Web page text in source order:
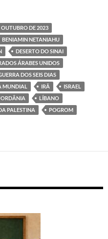
OUTUBRO DE 2023
BENIAMIN NETANIAHU
DESERTO DO SINAI
ÁRABES UNIDOS
DOS SEIS DIAS
MUNDIAL IRÃ
ISRAEL
LÍBANO
PALESTINA
POGROM